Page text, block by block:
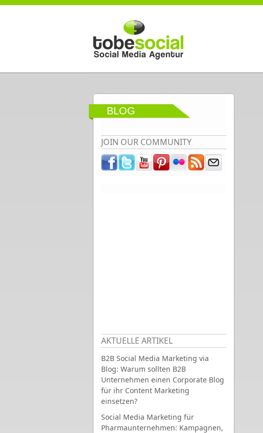
Direkt zum Inhalt
BLOG
JOIN OUR COMMUNITY
AKTUELLE ARTIKEL
B2B Social Media Marketing via
Blog: Warum sollten B2B
Unternehmen einen Corporate Blog
für ihr Content Marketing
einsetzen?
Social Media Marketing für
Pharmaunternehmen: Kampagnen,